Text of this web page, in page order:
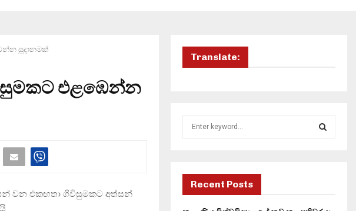
සූදානමක්
එළඹෙන්න
වන එකඟතා ගිවිසුමකට අත්සන්
Translate:
f
Recent Posts